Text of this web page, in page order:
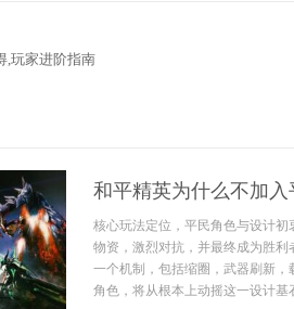
,玩家进阶指南
和平精英为什么不加
核心玩法定位，平民角色与设计
物资，激烈对抗，并最终成为胜
一个机制，包括缩圈，武器刷新
角色，将从根本上动摇这一设计